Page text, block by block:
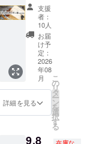
のづく
りの文
化に、
新しい
命が吹
き込ま
れまし
た。頂
いた想
いを胸
に、
に向け
い。 ---
【放送
例】-----
-----------
- 『この
放送
は、神
奈川
県・藤
沢市で
開かれ
室「ア
3月 ★
限定数
に達し
次第、
販売終
了とな
ります
★掲載
内容に
ついて
は、プ
メール
商品や
サービ
ス、ま
たは企
業を紹
介する
記事を1
ページ
独占で
掲載し
ます ※1.
（PC：
に、企
業や屋
号のロ
ゴや
マーク
を掲載
します
※2 3.支
援者リ
スト
に、企
マーク
ご利用
クーポ
ン券
5000円
分】 ・
わざの
わ本リ
リース
後、サ
イト内
でご利
用頂け
るクー
です※
支援
者：
10人
お届
け予
定：
2026
年08
月
詳細を見る
こ
の
リ
タ
ー
ン
を
選
択
す
る
9,8